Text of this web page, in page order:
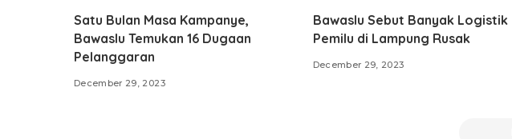
Satu Bulan Masa Kampanye,
Bawaslu Temukan 16 Dugaan
Pelanggaran
December 29, 2023
Bawaslu Sebut Banyak Logistik
Pemilu di Lampung Rusak
December 29, 2023